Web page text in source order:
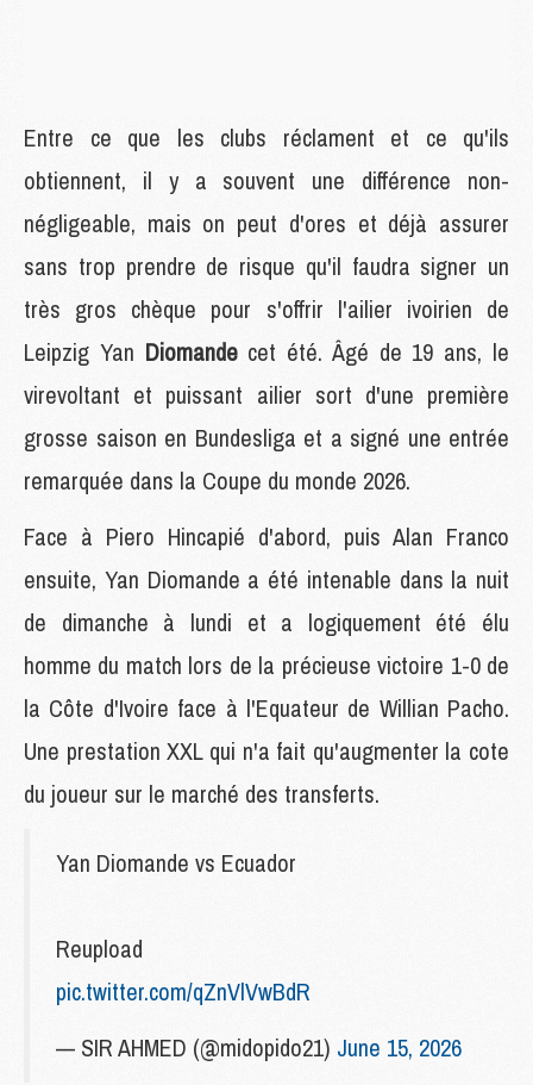
Entre ce que les clubs réclament et ce qu'ils
obtiennent, il y a souvent une différence non-
négligeable, mais on peut d'ores et déjà assurer
sans trop prendre de risque qu'il faudra signer un
très gros chèque pour s'offrir l'ailier ivoirien de
Leipzig Yan Diomande cet été. Âgé de 19 ans, le
virevoltant et puissant ailier sort d'une première
grosse saison en Bundesliga et a signé une entrée
remarquée dans la Coupe du monde 2026.
Face à Piero Hincapié d'abord, puis Alan Franco
ensuite, Yan Diomande a été intenable dans la nuit
de dimanche à lundi et a logiquement été élu
homme du match lors de la précieuse victoire 1-0 de
la Côte d'Ivoire face à l'Equateur de Willian Pacho.
Une prestation XXL qui n'a fait qu'augmenter la cote
du joueur sur le marché des transferts.
Yan Diomande vs Ecuador
Reupload
pic.twitter.com/qZnVlVwBdR
— SIR AHMED (@midopido21) June 15, 2026